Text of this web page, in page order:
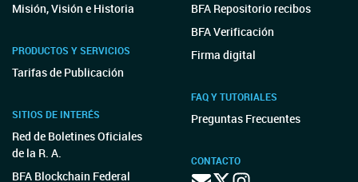
Misión, Visión e Historia
PRODUCTOS Y SERVICIOS
Tarifas de Publicación
SITIOS DE INTERÉS
Red de Boletines Oficiales
de la R. A.
BFA Blockchain Federal
BFA Repositorio recibos
BFA Verificación
Firma digital
FAQ Y TUTORIALES
Preguntas Frecuentes
CONTACTO